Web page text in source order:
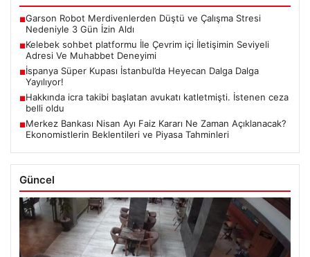
■Garson Robot Merdivenlerden Düştü ve Çalışma Stresi
Nedeniyle 3 Gün İzin Aldı
■Kelebek sohbet platformu İle Çevrim içi İletişimin Seviyeli
Adresi Ve Muhabbet Deneyimi
■İspanya Süper Kupası İstanbul’da Heyecan Dalga Dalga
Yayılıyor!
■Hakkında icra takibi başlatan avukatı katletmişti. İstenen ceza
belli oldu
■Merkez Bankası Nisan Ayı Faiz Kararı Ne Zaman Açıklanacak?
Ekonomistlerin Beklentileri ve Piyasa Tahminleri
Güncel